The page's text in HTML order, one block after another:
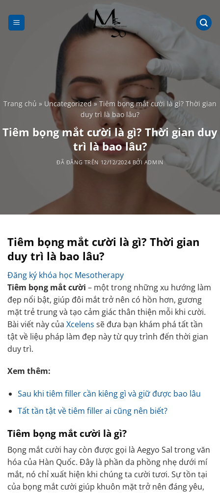
đến
nội
Trang chủ » Uncategorized»Tiêm bọng mắt cười là gì? Thời gian
duy trì là bao lâu?
Tiêm bọng mắt cười là gì? Thời gian duy
trì là bao lâu?
ĐÃ ĐĂNG TRÊN 12/12/2024 BỞI ADMIN
Tiêm bọng mắt cười là gì? Thời gian
duy trì là bao lâu?
Đăng ký khóa học Mesotherapy
Tiêm bọng mắt cười – một trong những xu hướng làm
đẹp nổi bật, giúp đôi mắt trở nên có hồn hơn, gương
mặt trẻ trung và tạo cảm giác thân thiện mỗi khi cười.
Bài viết này của Xcelens sẽ đưa bạn khám phá tất tần
tật về liệu pháp làm đẹp này từ quy trình đến thời gian
duy trì.
Xem thêm:
Sau khi tiêm filler cần kiêng gì và giữ được bao lâu
Tất tần tật về tiêm filler ai cũng nên biết?
Tiêm bọng mắt cười là gì?
Bọng mắt cười hay còn được gọi là Aegyo Sal trong văn
hóa của Hàn Quốc. Đây là phần da phồng nhẹ dưới mí
mắt, nó chỉ xuất hiện khi chúng ta cười tươi. Sự tồn tại
của bọng mắt cười giúp khuôn mặt trở nên đáng yêu,